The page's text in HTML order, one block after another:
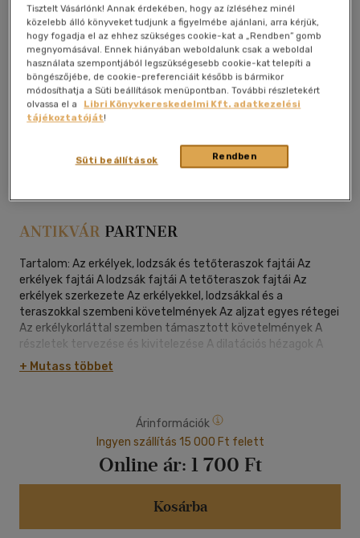
Tartalom: Az erkélyek, lodzsák és tetőteraszok fajtái Az
erkélyek fajtái A lodzsák fajtái A tetőteraszok fajtái Az
erkélyek szerkezete Az erkélyekkel, lodzsákkal és a
teraszokkal szembeni követelmények Az aljzat egyes rétegei
Az erkélykorláttal szemben támasztott követelmények A
részletek tervezése és kivitelezése A dilatációs hézagok A
vízelvezetéssel szemben támasztott követelmények Az
erkélyek rossz állapotának okai A hibák leggyakoribb okai A
leggyakoribb hibái Felújítási eljárások A szükséges építési
engedélyek A megfelelő kivitelező kiválasztása A felújítás
menete A kész munka átvétele a kivitelezőtől Felújítási
technológiák és rendszerek A tartószerkezet felújítása A
padlószerkezet és a bádogozás felújítása Az erkélykorlát
felújítása Utólagos hőszigetelés A padló és a függőleges
+ Mutass többet
Árinformációk
Ingyen szállítás 15 000 Ft felett
Online ár: 1 700 Ft
Kosárba
Tisztelt Vásárlónk! Annak érdekében, hogy az ízléséhez minél
közelebb álló könyveket tudjunk a figyelmébe ajánlani, arra kérjük,
hogy fogadja el az ehhez szükséges cookie-kat a „Rendben” gomb
megnyomásával. Ennek hiányában weboldalunk csak a weboldal
használata szempontjából legszükségesebb cookie-kat telepíti a
böngészőjébe, de cookie-preferenciáit később is bármikor
módosíthatja a Süti beállítások menüpontban. További részletekért
olvassa el a
Libri Könyvkereskedelmi Kft. adatkezelési
tájékoztatóját!
Rendben
Süti beállítások